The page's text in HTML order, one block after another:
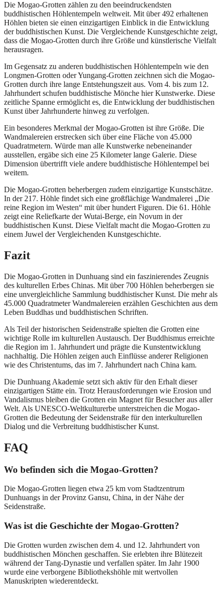
Die Mogao-Grotten zählen zu den beeindruckendsten
buddhistischen Höhlentempeln weltweit. Mit über 492 erhaltenen
Höhlen bieten sie einen einzigartigen Einblick in die Entwicklung
der buddhistischen Kunst. Die Vergleichende Kunstgeschichte zeigt,
dass die Mogao-Grotten durch ihre Größe und künstlerische Vielfalt
herausragen.
Im Gegensatz zu anderen buddhistischen Höhlentempeln wie den
Longmen-Grotten oder Yungang-Grotten zeichnen sich die Mogao-
Grotten durch ihre lange Entstehungszeit aus. Vom 4. bis zum 12.
Jahrhundert schufen buddhistische Mönche hier Kunstwerke. Diese
zeitliche Spanne ermöglicht es, die Entwicklung der buddhistischen
Kunst über Jahrhunderte hinweg zu verfolgen.
Ein besonderes Merkmal der Mogao-Grotten ist ihre Größe. Die
Wandmalereien erstrecken sich über eine Fläche von 45.000
Quadratmetern. Würde man alle Kunstwerke nebeneinander
ausstellen, ergäbe sich eine 25 Kilometer lange Galerie. Diese
Dimension übertrifft viele andere buddhistische Höhlentempel bei
weitem.
Die Mogao-Grotten beherbergen zudem einzigartige Kunstschätze.
In der 217. Höhle findet sich eine großflächige Wandmalerei „Die
reine Region im Westen“ mit über hundert Figuren. Die 61. Höhle
zeigt eine Reliefkarte der Wutai-Berge, ein Novum in der
buddhistischen Kunst. Diese Vielfalt macht die Mogao-Grotten zu
einem Juwel der Vergleichenden Kunstgeschichte.
Fazit
Die Mogao-Grotten in Dunhuang sind ein faszinierendes Zeugnis
des kulturellen Erbes Chinas. Mit über 700 Höhlen beherbergen sie
eine unvergleichliche Sammlung buddhistischer Kunst. Die mehr als
45.000 Quadratmeter Wandmalereien erzählen Geschichten aus dem
Leben Buddhas und buddhistischen Schriften.
Als Teil der historischen Seidenstraße spielten die Grotten eine
wichtige Rolle im kulturellen Austausch. Der Buddhismus erreichte
die Region im 1. Jahrhundert und prägte die Kunstentwicklung
nachhaltig. Die Höhlen zeigen auch Einflüsse anderer Religionen
wie des Christentums, das im 7. Jahrhundert nach China kam.
Die Dunhuang Akademie setzt sich aktiv für den Erhalt dieser
einzigartigen Stätte ein. Trotz Herausforderungen wie Erosion und
Vandalismus bleiben die Grotten ein Magnet für Besucher aus aller
Welt. Als UNESCO-Weltkulturerbe unterstreichen die Mogao-
Grotten die Bedeutung der Seidenstraße für den interkulturellen
Dialog und die Verbreitung buddhistischer Kunst.
FAQ
Wo befinden sich die Mogao-Grotten?
Die Mogao-Grotten liegen etwa 25 km vom Stadtzentrum
Dunhuangs in der Provinz Gansu, China, in der Nähe der
Seidenstraße.
Was ist die Geschichte der Mogao-Grotten?
Die Grotten wurden zwischen dem 4. und 12. Jahrhundert von
buddhistischen Mönchen geschaffen. Sie erlebten ihre Blütezeit
während der Tang-Dynastie und verfallen später. Im Jahr 1900
wurde eine verborgene Bibliothekshöhle mit wertvollen
Manuskripten wiederentdeckt.